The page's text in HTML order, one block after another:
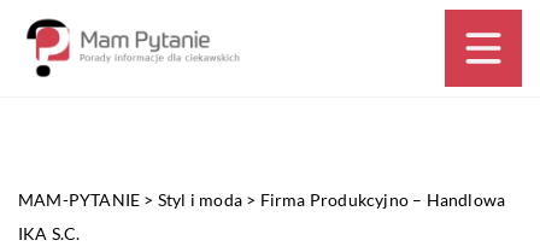
MAM-PYTANIE > Styl i moda > Firma Produkcyjno – Handlowa
IKA S.C.